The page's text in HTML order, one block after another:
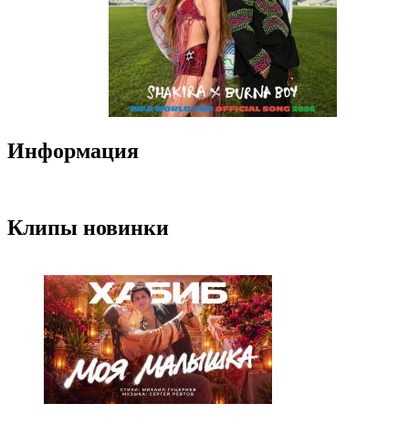
Информация
Клипы новинки